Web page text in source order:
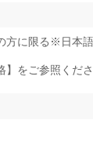
方に限る※日本
をご参照くださ